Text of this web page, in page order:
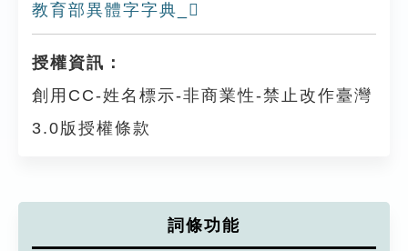
教育部異體字字典_𩆭
授權資訊：
創用CC-姓名標示-非商業性-禁止改作臺灣
3.0版授權條款
詞條功能